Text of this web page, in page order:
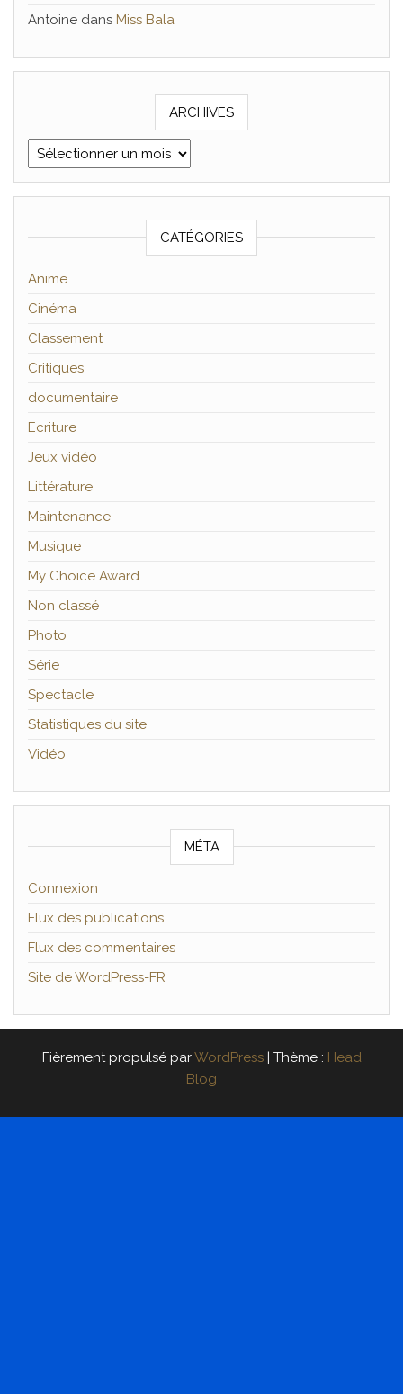
Antoine dans Miss Bala
ARCHIVES
Archives
CATÉGORIES
Anime
Cinéma
Classement
Critiques
documentaire
Ecriture
Jeux vidéo
Littérature
Maintenance
Musique
My Choice Award
Non classé
Photo
Série
Spectacle
Statistiques du site
Vidéo
MÉTA
Connexion
Flux des publications
Flux des commentaires
Site de WordPress-FR
Fièrement propulsé parWordPress | Thème : Head
Blog